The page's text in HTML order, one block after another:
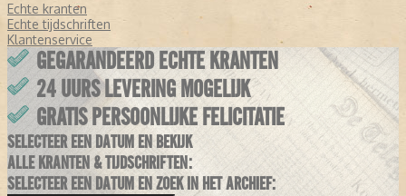
Echte kranten
Echte tijdschriften
Klantenservice
GEGARANDEERD ECHTE KRANTEN
24 UURS LEVERING MOGELIJK
GRATIS PERSOONLIJKE FELICITATIE
SELECTEER EEN DATUM EN BEKIJK
ALLE KRANTEN & TIJDSCHRIFTEN:
SELECTEER EEN DATUM EN ZOEK IN HET ARCHIEF: